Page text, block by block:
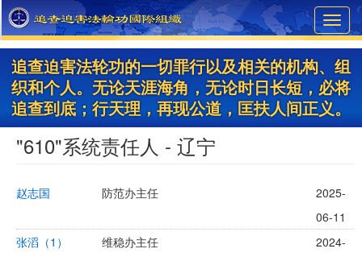
Skip
to
main
content
追查迫害法轮功的一切罪行以及相关的机构、组
织和个人。无论天涯海角，无论时日长短，必将
追查到底；行天理，再现公道，匡扶人间正义。
"610"系统责任人 - 辽宁
赵志国 防范办主任
2025-
06-11
张滔（1）
维稳办主任
2024-